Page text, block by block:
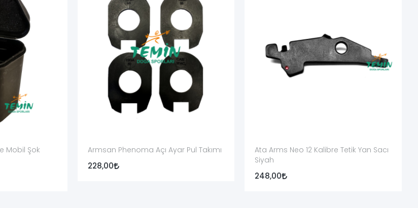
bakımı dışındaki işlemler, parçanın görevine göre uzmanlık gerektirebilir.
emniyet sistemi ve gövde bağlantıları tüfeğin güvenli çalışmasını doğrudan etkileyebilir.
montaj anlamına gelmez. Bağlantı, boşluk, mekanizma hareketi, emniyet ve çalışma düzeni yetkili servis veya uzman
grubu, şarjör borusu, şarjör yayı, piston, pim, yan sac ve bağlantı parçalarıyla kategorinin en geniş marka grubunu
Mobil Şok
Armsan Phenoma Açı Ayar Pul Takımı
228,00
Ata Arms Neo 12 Kalibre Tetik Yan Sacı
Siyah
248,00